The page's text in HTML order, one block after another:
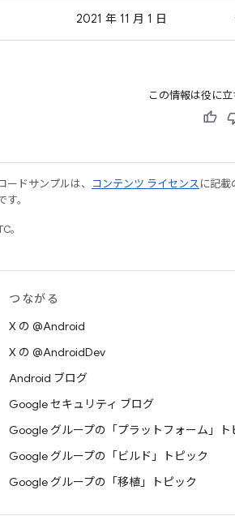
2021 年 11 月 1 日
この情報は役に
ドサンプルは、 コンテンツ ライセンスに記
。
。
つながる
X の @Android
X の @AndroidDev
Android ブログ
Google セキュリティ ブログ
Google グループの「プラットフォーム」ト
Google グループの「ビルド」トピック
Google グループの「移植」トピック